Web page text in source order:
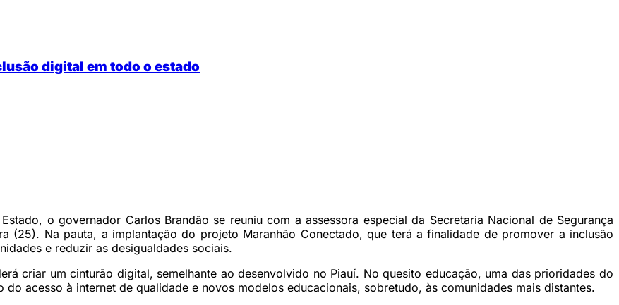
digital em todo o estado
o governador Carlos Brandão se reuniu com a assessora especial da Secretaria Nacional de Segurança
(25). Na pauta, a implantação do projeto Maranhão Conectado, que terá a finalidade de promover a inclusão
e reduzir as desigualdades sociais.
criar um cinturão digital, semelhante ao desenvolvido no Piauí. No quesito educação, uma das prioridades do
acesso à internet de qualidade e novos modelos educacionais, sobretudo, às comunidades mais distantes.